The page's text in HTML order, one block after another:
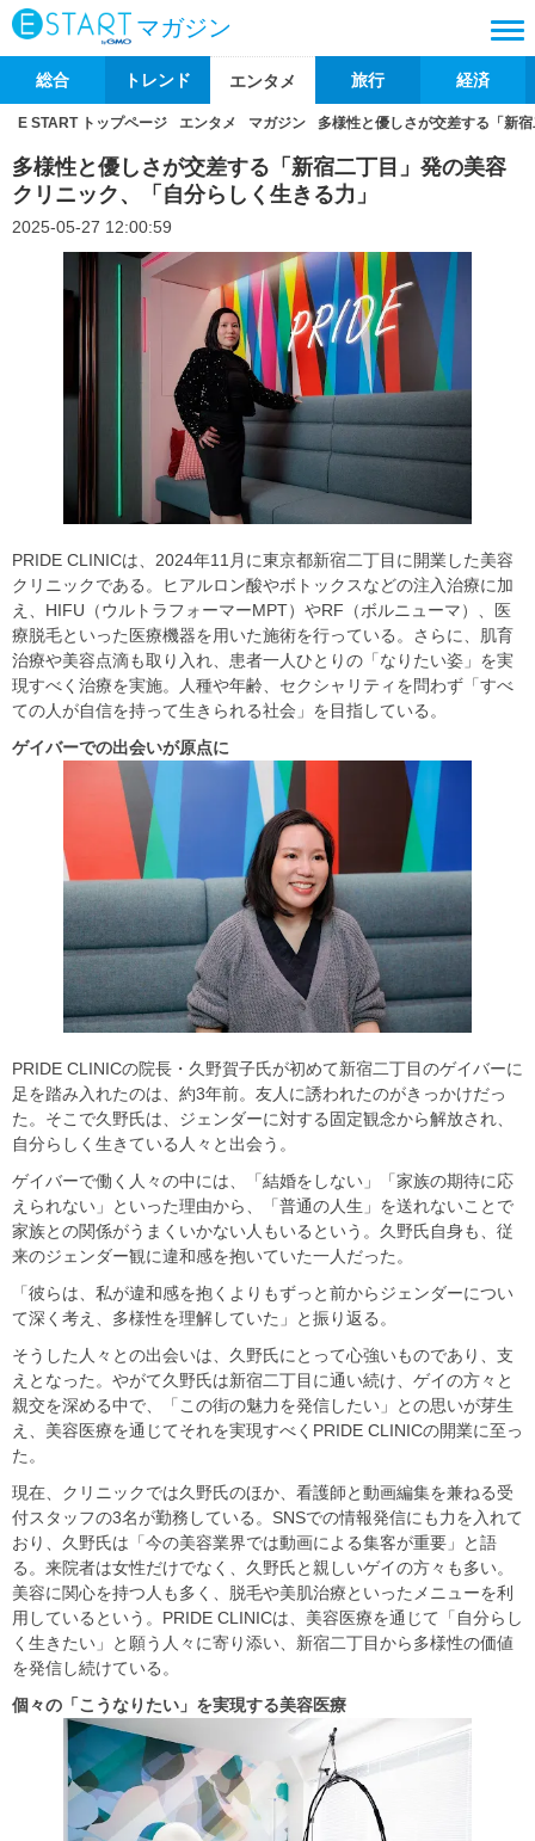
マガジン
総合 トレンド エンタメ 旅行 経済
E START トップページ エンタメ マガジン 多様性と優しさが交差する「新
多様性と優しさが交差する「新宿二丁目」発の美容
クリニック、「自分らしく生きる力」
2025-05-27 12:00:59
PRIDE CLINICは、2024年11月に東京都新宿二丁目に開業した美容
クリニックである。ヒアルロン酸やボトックスなどの注入治療に加
え、HIFU（ウルトラフォーマーMPT）やRF（ボルニューマ）、医
療脱毛といった医療機器を用いた施術を行っている。さらに、肌育
治療や美容点滴も取り入れ、患者一人ひとりの「なりたい姿」を実
現すべく治療を実施。人種や年齢、セクシャリティを問わず「すべ
ての人が自信を持って生きられる社会」を目指している。
ゲイバーでの出会いが原点に
PRIDE CLINICの院長・久野賀子氏が初めて新宿二丁目のゲイバーに
足を踏み入れたのは、約3年前。友人に誘われたのがきっかけだっ
た。そこで久野氏は、ジェンダーに対する固定観念から解放され、
自分らしく生きている人々と出会う。
ゲイバーで働く人々の中には、「結婚をしない」「家族の期待に応
えられない」といった理由から、「普通の人生」を送れないことで
家族との関係がうまくいかない人もいるという。久野氏自身も、従
来のジェンダー観に違和感を抱いていた一人だった。
「彼らは、私が違和感を抱くよりもずっと前からジェンダーについ
て深く考え、多様性を理解していた」と振り返る。
そうした人々との出会いは、久野氏にとって心強いものであり、支
えとなった。やがて久野氏は新宿二丁目に通い続け、ゲイの方々と
親交を深める中で、「この街の魅力を発信したい」との思いが芽生
え、美容医療を通じてそれを実現すべくPRIDE CLINICの開業に至っ
た。
現在、クリニックでは久野氏のほか、看護師と動画編集を兼ねる受
付スタッフの3名が勤務している。SNSでの情報発信にも力を入れて
おり、久野氏は「今の美容業界では動画による集客が重要」と語
る。来院者は女性だけでなく、久野氏と親しいゲイの方々も多い。
美容に関心を持つ人も多く、脱毛や美肌治療といったメニューを利
用しているという。PRIDE CLINICは、美容医療を通じて「自分らし
く生きたい」と願う人々に寄り添い、新宿二丁目から多様性の価値
を発信し続けている。
個々の「こうなりたい」を実現する美容医療